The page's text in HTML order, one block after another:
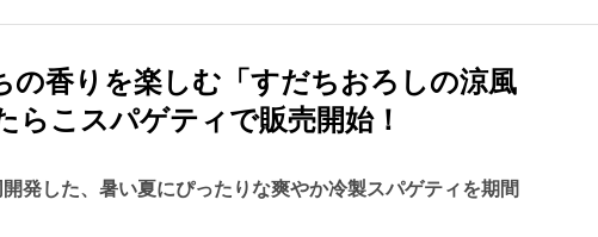
の香りを楽しむ「すだちおろしの涼風
こスパゲティで販売開始！
発した、暑い夏にぴったりな爽やか冷製スパゲティを期間